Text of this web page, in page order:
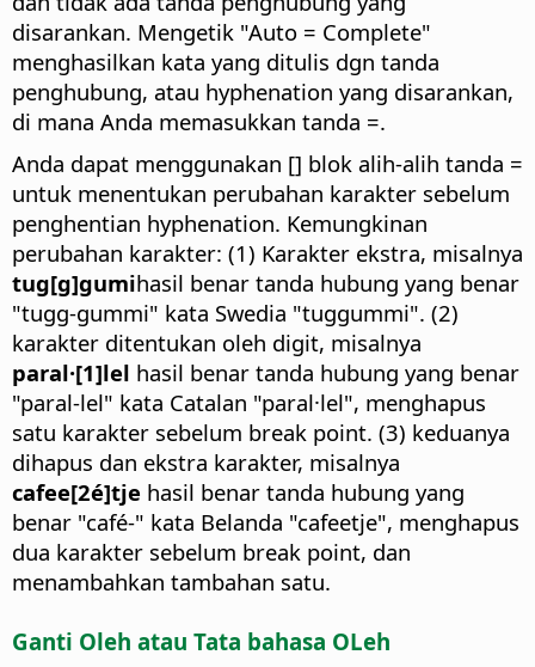
disarankan. Mengetik "Auto = Complete"
menghasilkan kata yang ditulis dgn tanda
penghubung, atau hyphenation yang disarankan,
di mana Anda memasukkan tanda =.
Anda dapat menggunakan [] blok alih-alih tanda =
untuk menentukan perubahan karakter sebelum
penghentian hyphenation. Kemungkinan
perubahan karakter: (1) Karakter ekstra, misalnya
tug[g]gumihasil benar tanda hubung yang benar
"tugg-gummi" kata Swedia "tuggummi". (2)
karakter ditentukan oleh digit, misalnya
paral·[1]lel hasil benar tanda hubung yang benar
"paral-lel" kata Catalan "paral·lel", menghapus
satu karakter sebelum break point. (3) keduanya
dihapus dan ekstra karakter, misalnya
cafee[2é]tje hasil benar tanda hubung yang
benar "café-" kata Belanda "cafeetje", menghapus
dua karakter sebelum break point, dan
menambahkan tambahan satu.
Ganti Oleh atau Tata bahasa OLeh